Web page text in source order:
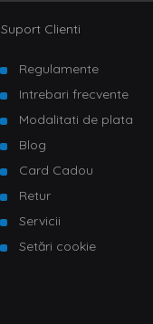
Suport Clienti
Regulamente
Intrebari frecvente
Modalitati de plata
Blog
Card Cadou
Retur
Servicii
Setări cookie